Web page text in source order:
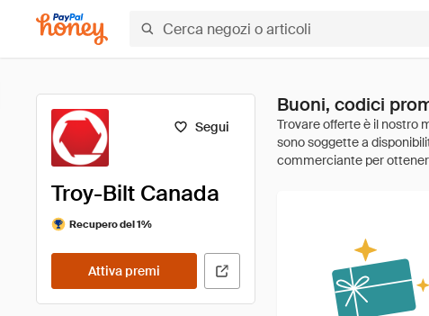
Segui
Troy-Bilt Canada
Recupero del 1%
Attiva premi
Buoni, codici